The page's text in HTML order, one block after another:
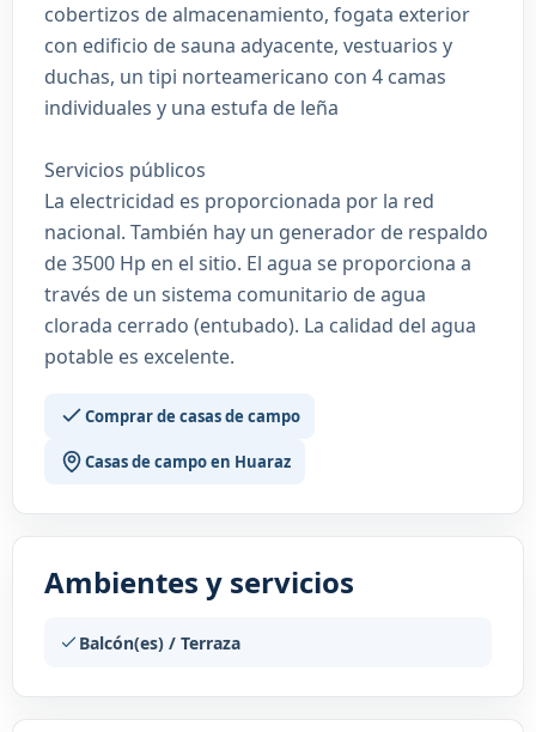
cobertizos de almacenamiento, fogata exterior
con edificio de sauna adyacente, vestuarios y
duchas, un tipi norteamericano con 4 camas
individuales y una estufa de leña
Servicios públicos
La electricidad es proporcionada por la red
nacional. También hay un generador de respaldo
de 3500 Hp en el sitio. El agua se proporciona a
través de un sistema comunitario de agua
clorada cerrado (entubado). La calidad del agua
potable es excelente.
Comprar de casas de campo
Casas de campo en Huaraz
Ambientes y servicios
Balcón(es) / Terraza